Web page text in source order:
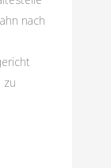
nach
zu